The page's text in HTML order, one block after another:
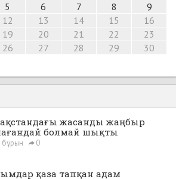
5 6 7 8
9
12 13 14 15
16
19 20 21 22
23
26 27 28 29
30
жасанды жаңбыр
болмай шықты
бұрын 0
қаза тапқан адам